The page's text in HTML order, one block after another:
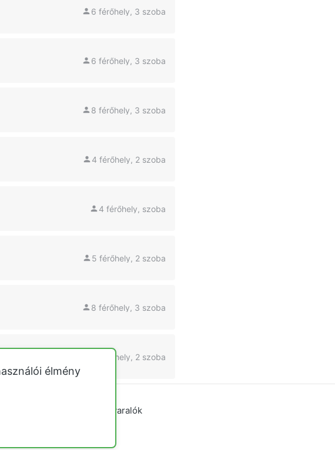
6 férőhely, 3 szoba
6 férőhely, 3 szoba
8 férőhely, 3 szoba
4 férőhely, 2 szoba
4 férőhely, szoba
5 férőhely, 2 szoba
8 férőhely, 3 szoba
4 férőhely, 2 szoba
Hegyvidéki nyaralók
élmény